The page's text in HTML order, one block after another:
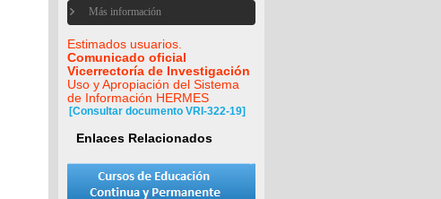
Más información
Estimados usuarios.
Comunicado oficial
Vicerrectoría de Investigación
Uso y Apropiación del Sistema
de Información HERMES
[Consultar documento VRI-322-19]
Enlaces Relacionados